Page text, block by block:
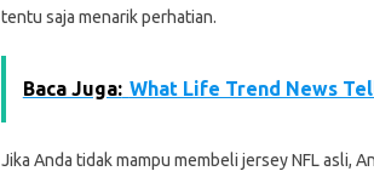
tentu saja menarik perhatian.
Baca Juga: What Life Trend News
Jika Anda tidak mampu membeli jersey NFL asli,